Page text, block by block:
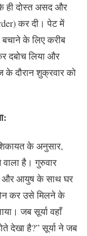
ही दोस्त असद और
कर दी। पेट में
के लिए करीब
दबोच लिया और
के दौरान शुक्रवार को
के अनुसार,
है। गुरुवार
और आयुष के साथ घर
कर उसे मिलने के
जब सूर्या वहाँ
देखा है?” सूर्या ने जब